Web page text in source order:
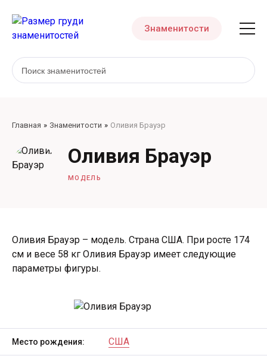
Знаменитости
Главная Знаменитости Оливия Брауэр
Оливия Брауэр
МОДЕЛЬ
Оливия Брауэр – модель. Страна США. При росте 174
см и весе 58 кг Оливия Брауэр имеет следующие
параметры фигуры.
Место рождения: США